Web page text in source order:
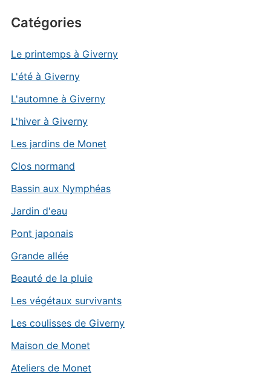
Catégories
Le printemps à Giverny
L'été à Giverny
L'automne à Giverny
L'hiver à Giverny
Les jardins de Monet
Clos normand
Bassin aux Nymphéas
Jardin d'eau
Pont japonais
Grande allée
Beauté de la pluie
Les végétaux survivants
Les coulisses de Giverny
Maison de Monet
Ateliers de Monet